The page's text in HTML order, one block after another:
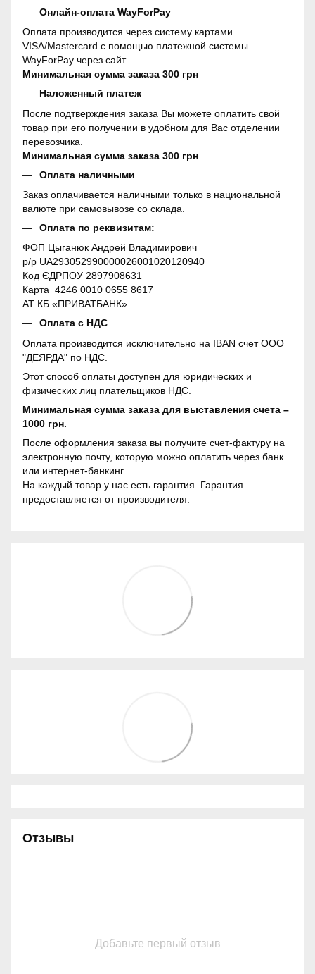
Онлайн-оплата WayForPay
Оплата производится через систему картами
VISA/Mastercard с помощью платежной системы
WayForPay через сайт.
Минимальная сумма заказа 300 грн
Наложенный платеж
После подтверждения заказа Вы можете оплатить свой
товар при его получении в удобном для Вас отделении
перевозчика.
Минимальная сумма заказа 300 грн
Оплата наличными
Заказ оплачивается наличными только в национальной
валюте при самовывозе со склада.
Оплата по реквизитам:
ФОП Цыганюк Андрей Владимирович
р/р UA293052990000026001020120940
Код ЄДРПОУ 2897908631
Карта 4246 0010 0655 8617
АТ КБ «ПРИВАТБАНК»
Оплата с НДС
Оплата производится исключительно на IBAN счет ООО
"ДЕЯРДА" по НДС.
Этот способ оплаты доступен для юридических и
физических лиц плательщиков НДС.
Минимальная сумма заказа для выставления счета –
1000 грн.
После оформления заказа вы получите счет-фактуру на
электронную почту, которую можно оплатить через банк
или интернет-банкинг.
На каждый товар у нас есть гарантия. Гарантия
предоставляется от производителя.
Отзывы
Добавьте первый отзыв